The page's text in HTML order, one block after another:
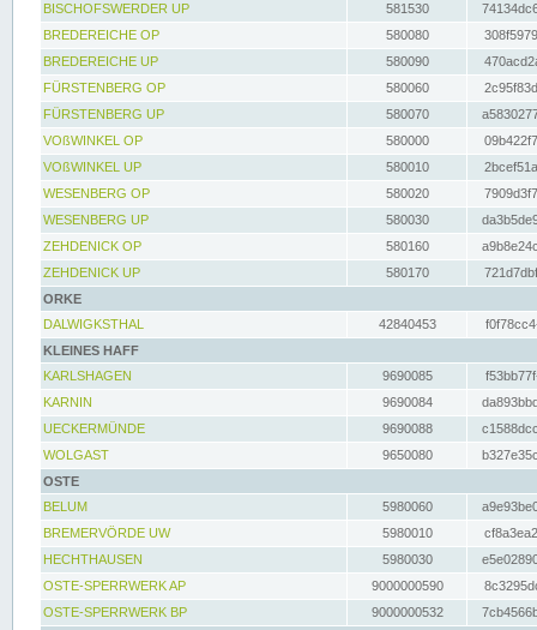
BISCHOFSWERDER UP
581530
BREDEREICHE OP
580080
BREDEREICHE UP
580090
FÜRSTENBERG OP
580060
FÜRSTENBERG UP
580070
VOßWINKEL OP
580000
VOßWINKEL UP
580010
WESENBERG OP
580020
WESENBERG UP
580030
ZEHDENICK OP
580160
ZEHDENICK UP
580170
ORKE
DALWIGKSTHAL
42840453
KLEINES HAFF
KARLSHAGEN
9690085
KARNIN
9690084
UECKERMÜNDE
9690088
WOLGAST
9650080
OSTE
BELUM
5980060
BREMERVÖRDE UW
5980010
HECHTHAUSEN
5980030
OSTE-SPERRWERK AP
9000000590
OSTE-SPERRWERK BP
9000000532